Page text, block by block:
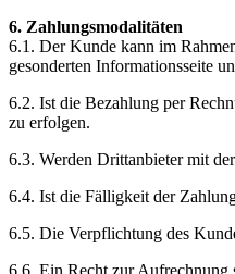
6. Zahlungsmodalitäten
6.1. Der Kunde kann im
gesonderten Informationsseite
6.2. Ist die Bezahlung per
zu erfolgen.
6.3. Werden Drittanbieter mit
6.4. Ist die Fälligkeit der
6.5. Die Verpflichtung des
6.6. Ein Recht zur Aufrechnung